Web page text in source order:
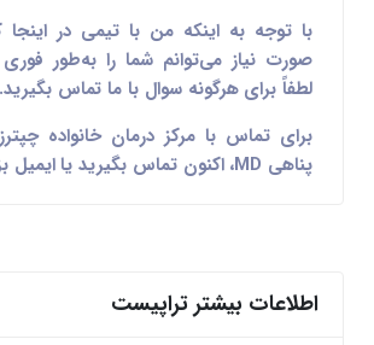
با توجه به اینکه من با تیمی در اینجا
صورت نیاز می‌توانم شما را به‌طور
لطفاً برای هرگونه سوال با ما تماس بگیرید.
برای تماس با مرکز درمان خانواده
پناهی MD، اکنون تماس بگیرید یا ایمیل بزنید.
اطلاعات بیشتر تراپیست